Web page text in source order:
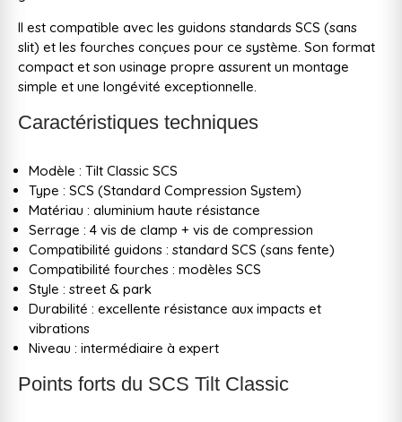
Il est compatible avec les guidons standards SCS (sans
slit) et les fourches conçues pour ce système. Son format
compact et son usinage propre assurent un montage
simple et une longévité exceptionnelle.
Caractéristiques techniques
Modèle : Tilt Classic SCS
Type : SCS (Standard Compression System)
Matériau : aluminium haute résistance
Serrage : 4 vis de clamp + vis de compression
Compatibilité guidons : standard SCS (sans fente)
Compatibilité fourches : modèles SCS
Style : street & park
Durabilité : excellente résistance aux impacts et
vibrations
Niveau : intermédiaire à expert
Points forts du SCS Tilt Classic